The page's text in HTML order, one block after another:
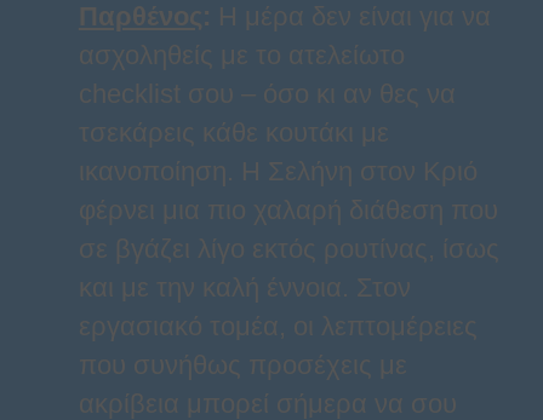
Παρθένος: Η μέρα δεν είναι για να
ασχοληθείς με το ατελείωτο
checklist σου – όσο κι αν θες να
τσεκάρεις κάθε κουτάκι με
ικανοποίηση. Η Σελήνη στον Κριό
φέρνει μια πιο χαλαρή διάθεση που
σε βγάζει λίγο εκτός ρουτίνας, ίσως
και με την καλή έννοια. Στον
εργασιακό τομέα, οι λεπτομέρειες
που συνήθως προσέχεις με
ακρίβεια μπορεί σήμερα να σου